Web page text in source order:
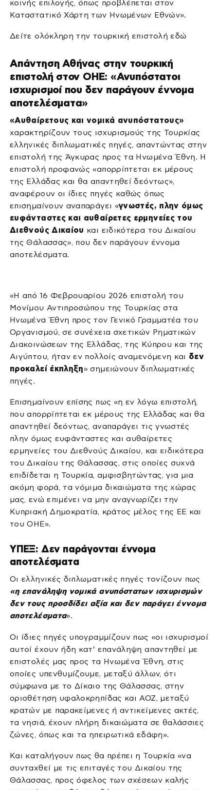
κοινής επιλογής, όπως προβλέπεται στον
Καταστατικό Χάρτη των Ηνωμένων Εθνών».
Δείτε ολόκληρη την τουρκική επιστολή εδώ
Απάντηση Αθήνας στην τουρκική
επιστολή στον ΟΗΕ: «Ανυπόστατοι
ισχυρισμοί που δεν παράγουν έννομα
αποτελέσματα»
«Αυθαίρετους και νομικά ανυπόστατους»
χαρακτηρίζουν τους ισχυρισμούς της Τουρκίας
ελληνικές διπλωματικές πηγές, απαντώντας στην
επιστολή της Άγκυρας προς τα Ηνωμένα Έθνη. Η
επιστολή προφανώς «απορρίπτεται εκ μέρους
της Ελλάδας και θα απαντηθεί δεόντως»,
αναφέρουν οι ίδιες πηγές καθώς όπως
επισημαίνουν αναπαράγει «γνωστές, πλην όμως
ευφάνταστες και αυθαίρετες ερμηνείες του
Διεθνούς Δικαίου και ειδικότερα του Δικαίου
της Θάλασσας», που δεν παράγουν έννομα
αποτελέσματα.
«Η από 16 Φεβρουαρίου 2026 επιστολή του
Μονίμου Αντιπροσώπου της Τουρκίας στα
Ηνωμένα Έθνη προς τον Γενικό Γραμματέα του
Οργανισμού, σε συνέχεια σχετικών Ρηματικών
Διακοινώσεων της Ελλάδας, της Κύπρου και της
Αιγύπτου, ήταν εν πολλοίς αναμενόμενη και δεν
προκαλεί έκπληξη» σημειώνουν διπλωματικές
πηγές.
Επισημαίνουν επίσης πως «η εν λόγω επιστολή,
που απορρίπτεται εκ μέρους της Ελλάδας και θα
απαντηθεί δεόντως, αναπαράγει τις γνωστές
πλην όμως ευφάνταστες και αυθαίρετες
ερμηνείες του Διεθνούς Δικαίου, και ειδικότερα
του Δικαίου της Θάλασσας, στις οποίες συχνά
επιδίδεται η Τουρκία, αμφισβητώντας, για μια
ακόμη φορά, τα νόμιμα δικαιώματα της χώρας
μας, ενώ επιμένει να μην αναγνωρίζει την
Κυπριακή Δημοκρατία, κράτος μέλος της ΕΕ και
του ΟΗΕ».
ΥΠΕΞ: Δεν παράγονται έννομα
αποτελέσματα
Οι ελληνικές διπλωματικές πηγές τονίζουν πως
«η επανάληψη νομικά ανυπόστατων ισχυρισμών
δεν τους προσδίδει αξία και δεν παράγει έννομα
αποτελέσματα».
Οι ίδιες πηγές υπογραμμίζουν πως «οι ισχυρισμοί
αυτοί έχουν ήδη κατ’ επανάληψη απαντηθεί με
επιστολές μας προς τα Ηνωμένα Έθνη, στις
οποίες υπενθυμίζουμε, μεταξύ άλλων, ότι
σύμφωνα με το Δίκαιο της Θάλασσας, στην
οριοθέτηση υφαλοκρηπίδας και ΑΟΖ, μεταξύ
κρατών με παρακείμενες ή αντικείμενες ακτές,
τα νησιά, έχουν πλήρη δικαιώματα σε θαλάσσιες
ζώνες, όπως και τα ηπειρωτικά εδάφη».
Και καταλήγουν πως θα πρέπει η Τουρκία «να
συνταχθεί με τις επιταγές του Δικαίου της
Θάλασσας, προς όφελος των σχέσεων καλής